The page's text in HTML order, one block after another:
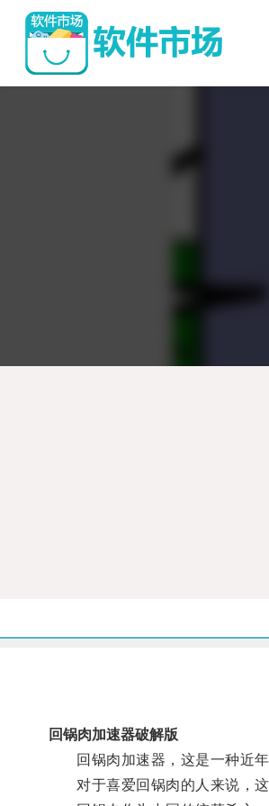
回锅肉加速器破解版
回锅肉加速器，这是一种近年
对于喜爱回锅肉的人来说，这